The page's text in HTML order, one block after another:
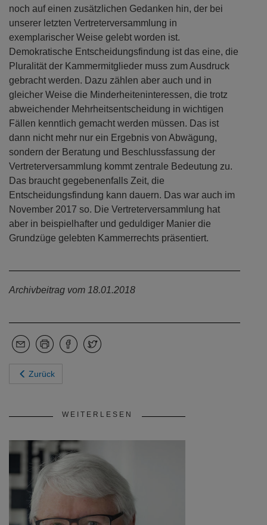
noch auf einen zusätzlichen Gedanken hin, der bei
unserer letzten Vertreterversammlung in
exemplarischer Weise gelebt worden ist.
Demokratische Entscheidungsfindung ist das eine, die
Pluralität der Kammermitglieder muss zum Ausdruck
gebracht werden. Dazu zählen aber auch und in
gleicher Weise die Minderheiteninteressen, die trotz
abweichender Mehrheitsentscheidung in wichtigen
Fällen kenntlich gemacht werden müssen. Das ist
dann nicht mehr nur ein Ergebnis von Abwägung,
sondern der Beratung und Beschlussfassung der
Vertreterversammlung kommt zentrale Bedeutung zu.
Das braucht gegebenenfalls Zeit, die
Entscheidungsfindung kann dauern. Das war auch im
November 2017 so. Die Vertreterversammlung hat
aber in beispielhafter und geduldiger Manier die
Grundzüge gelebten Kammerrechts präsentiert.
Archivbeitrag vom 18.01.2018
Zurück
WEITERLESEN